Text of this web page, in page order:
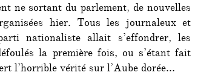
ne sortant du parlement, de nouvelles
hier. Tous les journaleux et
nationaliste allait s’effondrer, les
la première fois, ou s’étant fait
l’horrible vérité sur l’Aube dorée…